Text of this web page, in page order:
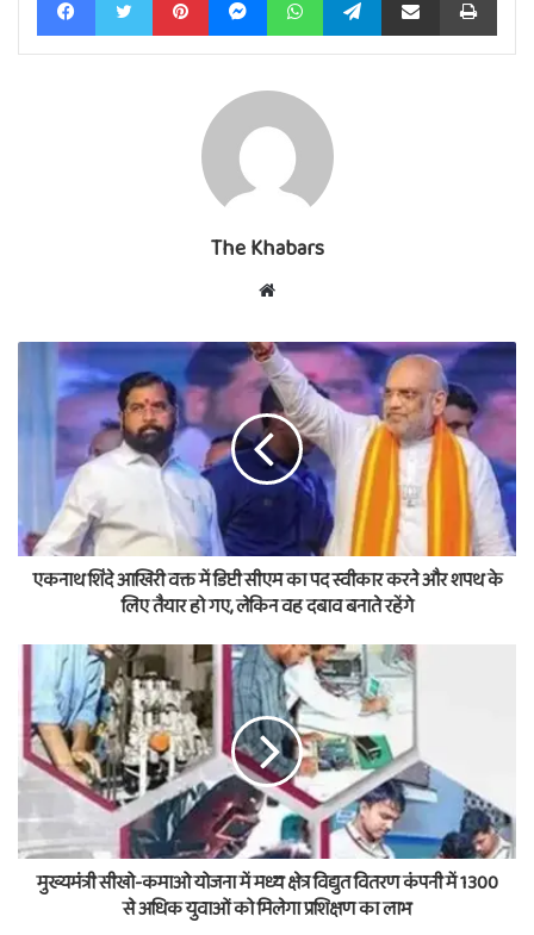
The Khabars
Website
एकनाथ शिंदे आखिरी वक्त में डिप्टी सीएम का पद स्वीकार करने और शपथ के
लिए तैयार हो गए, लेकिन वह दबाव बनाते रहेंगे
मुख्यमंत्री सीखो-कमाओ योजना में मध्य क्षेत्र विद्युत वितरण कंपनी में 1300
से अधिक युवाओं को मिलेगा प्रशिक्षण का लाभ